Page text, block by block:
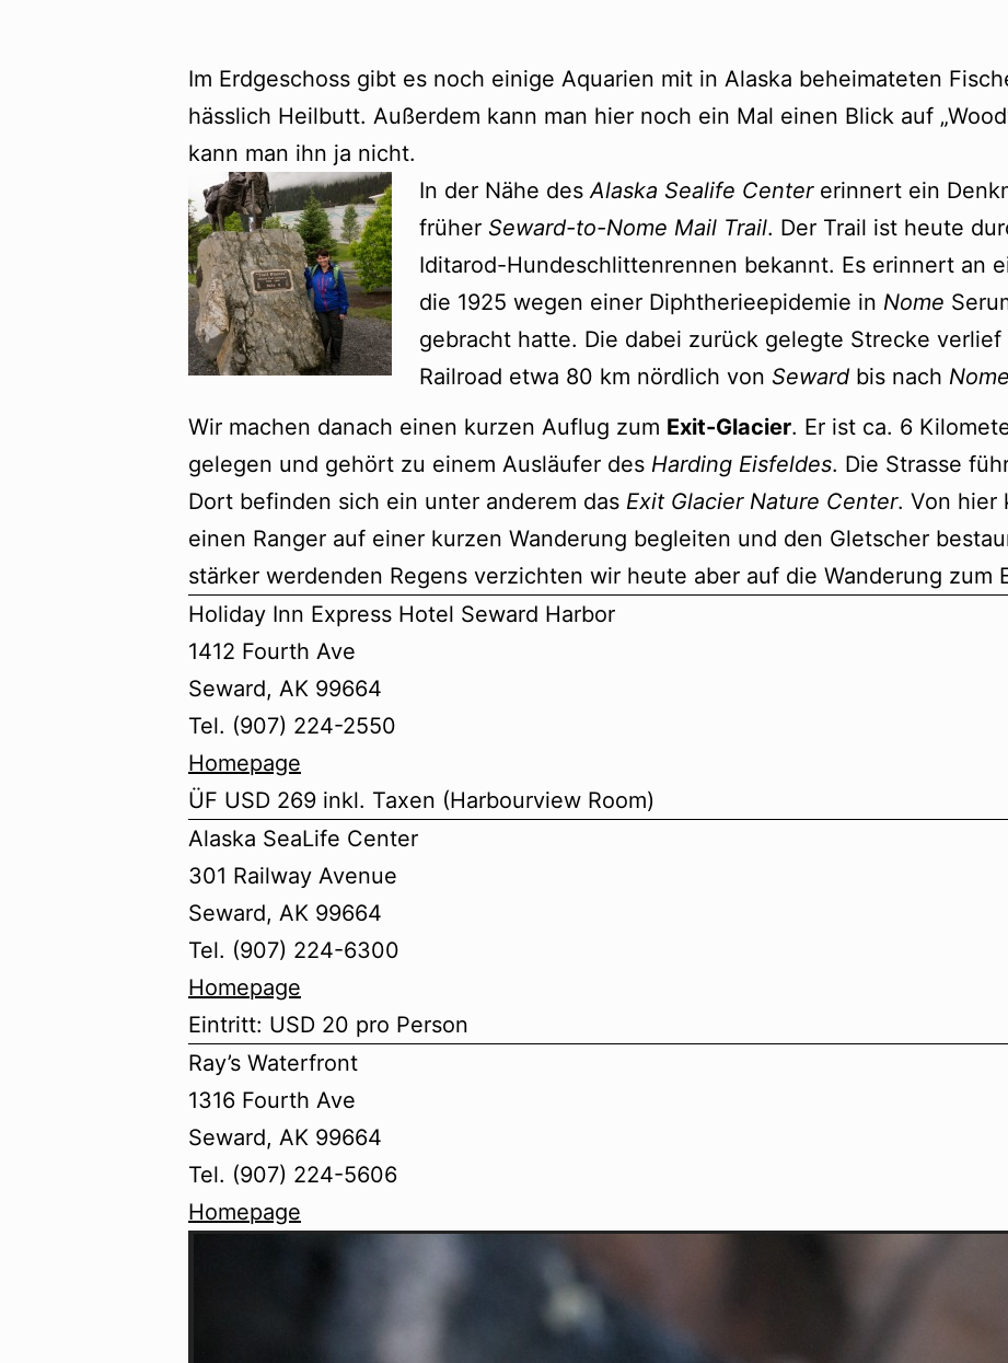
Im Erdgeschoss gibt es noch einige Aquarien mit in Alaska beheimateten
hässlich Heilbutt. Außerdem kann man hier noch ein Mal einen Blick auf
kann man ihn ja nicht.
In der Nähe desAlaska Sealife Centererinnert ein
früher Seward-to-Nome Mail Trail. Der Trail ist heute
Iditarod-Hundeschlittenrennen bekannt. Es erinnert an
die 1925 wegen einer Diphtherieepidemie in Nome
gebracht hatte. Die dabei zurück gelegte Strecke verlief
Railroad etwa 80 km nördlich von Seward bis nach Nome
Wir machen danach einen kurzen Auflug zum Exit-Glacier. Er ist ca. 6
gelegen und gehört zu einem Ausläufer des Harding Eisfeldes. Die Strasse
Dort befinden sich ein unter anderem das Exit Glacier Nature Center. Von hier
einen Ranger auf einer kurzen Wanderung begleiten und den Gletscher
stärker werdenden Regens verzichten wir heute aber auf die Wanderung zum
Holiday Inn Express Hotel Seward Harbor
1412 Fourth Ave
Seward, AK 99664
Tel. (907) 224-2550
Homepage
ÜF USD 269 inkl. Taxen (Harbourview Room)
Alaska SeaLife Center
301 Railway Avenue
Seward, AK 99664
Tel. (907) 224-6300
Homepage
Eintritt: USD 20 pro Person
Ray’s Waterfront
1316 Fourth Ave
Seward, AK 99664
Tel. (907) 224-5606
Homepage